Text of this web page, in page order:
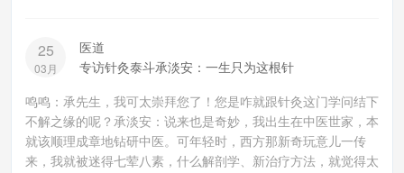
25
03月
医道
专访针灸泰斗承淡安：一生只为这根针
鸣鸣：承先生，我可太崇拜您了！您是咋就跟针灸这门学问结下
不解之缘的呢？承淡安：说来也是奇妙，我出生在中医世家，本
就该顺理成章地钻研中医。可年轻时，西方那新奇玩意儿一传
来，我就被迷得七荤八素，什么解剖学、新治疗方法，就觉得太